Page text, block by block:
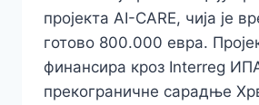
пројекта AI-CARE, чија је
готово 800.000 евра.
финансира кроз Interreg
прекограничне сарадње